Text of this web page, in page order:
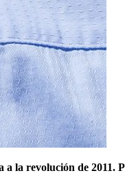
a la revolución de 2011.